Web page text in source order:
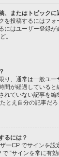
、またはトピックに
を投稿するにはフ
にはユーザー登録
。
り、通常は一般ユ
間が経過している
れていない記事を
とえ自分の記事だ
るには？
ーCP でサインを
“サインを常に有